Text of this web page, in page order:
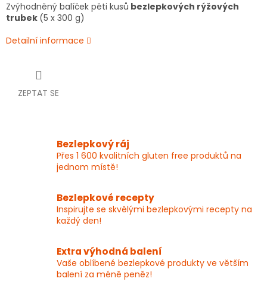
Zvýhodněný balíček pěti kusů bezlepkových rýžových
trubek (5 x 300 g)
Detailní informace
ZEPTAT SE
Bezlepkový ráj
Přes 1 600 kvalitních gluten free produktů na
jednom místě!
Bezlepkové recepty
Inspirujte se skvělými bezlepkovými recepty na
každý den!
Extra výhodná balení
Vaše oblíbené bezlepkové produkty ve větším
balení za méně peněz!